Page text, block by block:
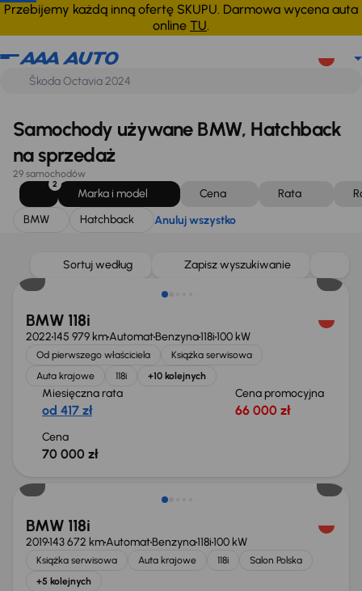
Przebijemy każdą inną ofertę SKUPU. Darmowa wycena auta
online TU.
BMW Hatchback Anuluj wszystko
Samochody używane BMW, Hatchback
na sprzedaż
29 samochodów
2
Marka i model Cena Rata
BMW
Hatchback Anuluj wszystko
Sortuj według Zapisz wyszukiwanie
Świeżo skupione
BMW 118i
2022145 979 kmAutomatBenzyna118i100 kW
Od pierwszego właściciela
Książka serwisowa
Auta krajowe
118i +10 kolejnych
Miesięczna rata
od 417 zł
Cena promocyjna
66 000 zł
Cena
70 000 zł
BMW 118i
2019143 672 kmAutomatBenzyna118i100 kW
Książka serwisowa Auta krajowe 118i
Salon Polska
+5 kolejnych